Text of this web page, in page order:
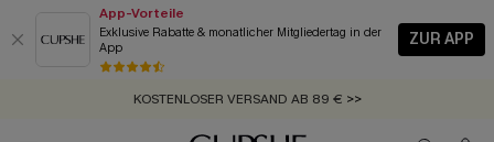
App-Vorteile
Exklusive Rabatte & monatlicher Mitgliedertag in der
App
ZUR APP
GRATIS MASSBAND MIT JEDEM SCHNELLVERSAND-ARTIKEL >>
SUMMER SALE:
ZUM NEWSLETTER: >>
KOSTENLOSER VERSAND AB 89 € >>